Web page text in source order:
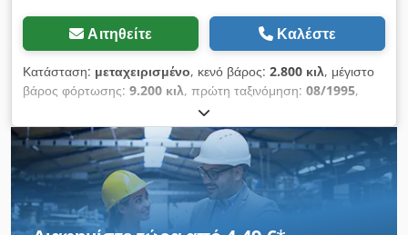
Αιτηθείτε Καλέστε
Κατάσταση: μεταχειρισμένο, κενό βάρος: 2.800 κιλ, μέγιστο
βάρος φόρτωσης: 9.200 κιλ, πρώτη ταξινόμηση: 08/1995,
επόμενος τεχνικός έλεγχος (TÜV):
25.500 χιλ., ανάρτηση:ατσάλι, μέγεθος ελαστικού:295 / 80 R
22.5 / 8mm, διάσταση εμπρόσθιου ελαστικού:295 / 80 R 22.5
/ 8mm
, λειτουργικό βάρος:12.000 κιλ,